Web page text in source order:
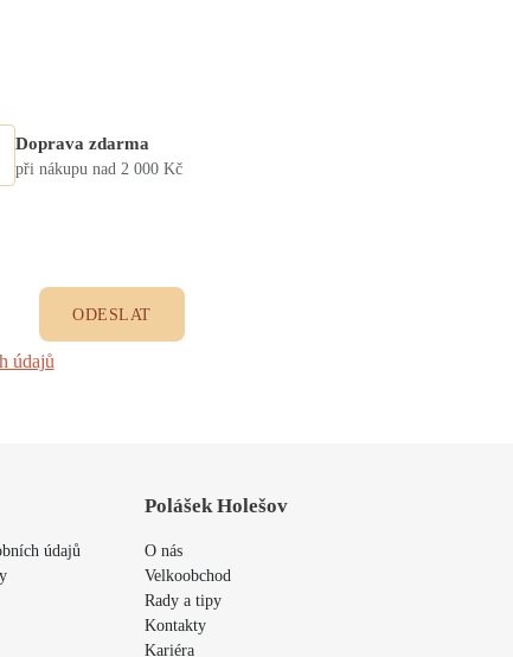
Doprava zdarma
při nákupu nad 2 000 Kč
údajů
ODESLAT
údajů
Polášek Holešov
O nás
Velkoobchod
Rady a tipy
Kontakty
Kariéra